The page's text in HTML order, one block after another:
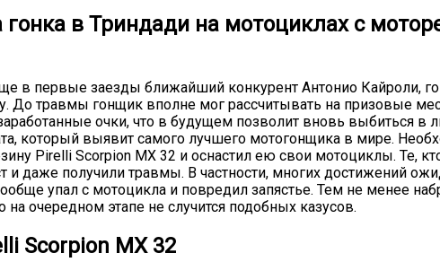
гонка в Триндади на мотоциклах с
в первые заезды ближайший конкурент Антонио Кайроли,
До травмы гонщик вполне мог рассчитывать на призовые
очки, что в будущем позволит вновь выбиться в
который выявит самого лучшего мотогонщика в мире.
Pirelli Scorpion MX 32 и оснастил ею свои мотоциклы. Те,
и даже получили травмы. В частности, многих достижений
упал с мотоцикла и повредил запястье. Тем не менее
очередном этапе не случится подобных казусов.
Scorpion MX 32